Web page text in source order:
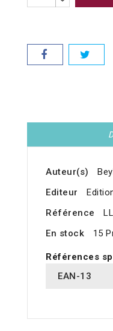
Auteur(s)
Editeur
Référence
En stock
15
Références
EAN-13